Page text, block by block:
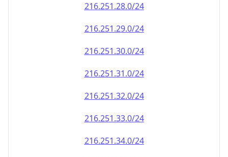
216.251.28.0/24
216.251.29.0/24
216.251.30.0/24
216.251.31.0/24
216.251.32.0/24
216.251.33.0/24
216.251.34.0/24